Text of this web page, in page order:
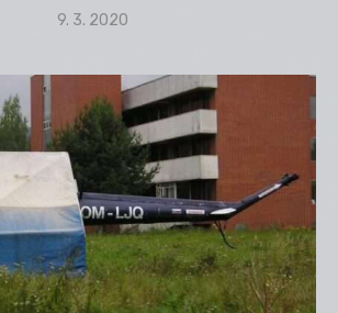
Posted
9. 3. 2020